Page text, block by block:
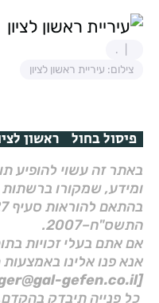
.
צילום: עיריית ראשון לציון
פיסול בחול ראשון
באתר זה עשוי להופיע
ומידע, שמקורו ברשתות
התשס"ח–2007.
אם אתם בעלי זכויות
אנא פנו אלינו
[Manager@gal-gefen.co.il]
כל פנייה תיבדק